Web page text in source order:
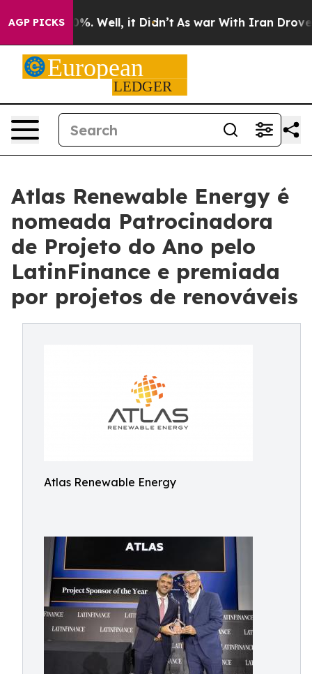
AGP PICKS
40%. Well, it Didn’t As war With Iran Drove oil
Atlas Renewable Energy é
nomeada Patrocinadora
de Projeto do Ano pelo
LatinFinance e premiada
por projetos de renováveis
Atlas Renewable Energy